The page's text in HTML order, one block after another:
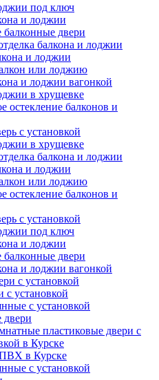
под ключ
и лоджии
балконные двери
балкона и лоджии
и лоджии
или лоджию
и лоджии вагонкой
в хрущевке
остекление балконов и
с установкой
в хрущевке
балкона и лоджии
и лоджии
или лоджию
остекление балконов и
с установкой
под ключ
и лоджии
балконные двери
и лоджии вагонкой
с установкой
с установкой
двери
пластиковые двери с
в Курске
в Курске
с установкой